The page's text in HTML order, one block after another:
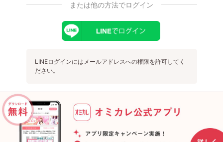
または他の方法でログイン
LINEログインにはメールアドレスへの権限を許可してく
ださい。